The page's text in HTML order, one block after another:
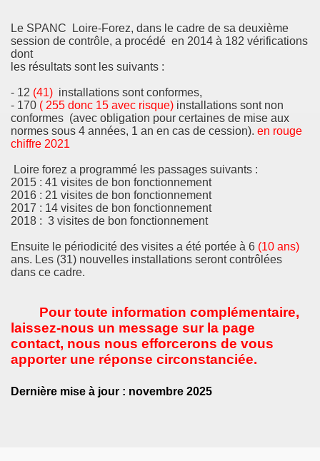
Le SPANC Loire-Forez, dans le cadre de sa deuxième
session de contrôle, a procédé en 2014 à 182 vérifications
dont
les résultats sont les suivants :
- 12 (41) installations sont conformes,
- 170 ( 255 donc 15 avec risque) installations sont non
conformes (avec obligation pour certaines de mise aux
normes sous 4 années, 1 an en cas de cession). en rouge
chiffre 2021
Loire forez a programmé les passages suivants :
2015 : 41 visites de bon fonctionnement
2016 : 21 visites de bon fonctionnement
2017 : 14 visites de bon fonctionnement
2018 : 3 visites de bon fonctionnement
Ensuite le périodicité des visites a été portée à 6 (10 ans)
ans. Les (31) nouvelles installations seront contrôlées
dans ce cadre.
Pour toute information complémentaire,
laissez-nous un message sur la page
contact, nous nous efforcerons de vous
apporter une réponse circonstanciée.
Dernière mise à jour : novembre 2025